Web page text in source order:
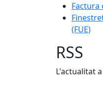
Factura
(FUE)
RSS
L'actualitat